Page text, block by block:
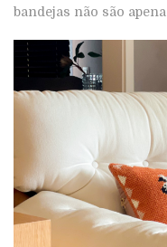
bandejas não são